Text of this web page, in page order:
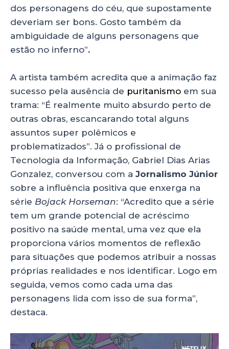
dos personagens do céu, que supostamente
deveriam ser bons. Gosto também da
ambiguidade de alguns personagens que
estão no inferno”.
A artista também acredita que a animação faz
sucesso pela ausência de puritanismo em sua
trama: “É realmente muito absurdo perto de
outras obras, escancarando total alguns
assuntos super polêmicos e
problematizados”. Já o profissional de
Tecnologia da Informação, Gabriel Dias Arias
Gonzalez, conversou com a Jornalismo Júnior
sobre a influência positiva que enxerga na
série Bojack Horseman: “Acredito que a série
tem um grande potencial de acréscimo
positivo na saúde mental, uma vez que ela
proporciona vários momentos de reflexão
para situações que podemos atribuir a nossas
próprias realidades e nos identificar. Logo em
seguida, vemos como cada uma das
personagens lida com isso de sua forma”,
destaca.